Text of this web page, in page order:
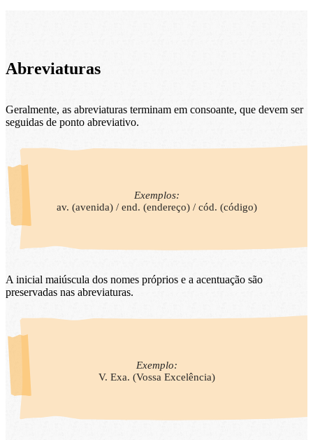
Abreviaturas
Geralmente, as abreviaturas terminam em consoante, que devem ser
seguidas de ponto abreviativo.
Exemplos:
av. (avenida) / end. (endereço) / cód. (código)
A inicial maiúscula dos nomes próprios e a acentuação são
preservadas nas abreviaturas.
Exemplo:
V. Exa. (Vossa Excelência)